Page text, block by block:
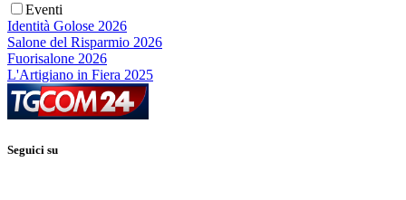
Eventi
Identità Golose 2026
Salone del Risparmio 2026
Fuorisalone 2026
L'Artigiano in Fiera 2025
Seguici su